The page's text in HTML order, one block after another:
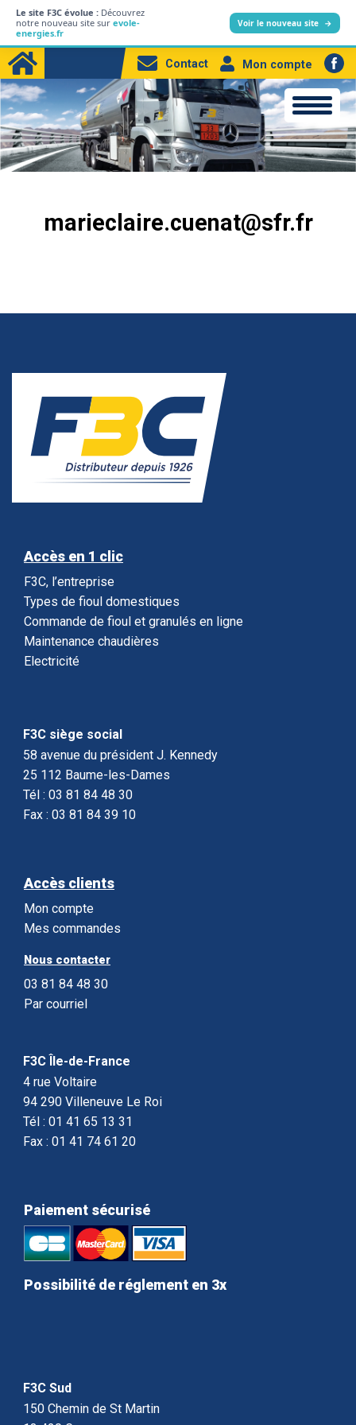
Le site F3C évolue : Découvrez
notre nouveau site sur evole-
energies.fr
Voir le nouveau site →
Professionnels
Produits
Station-service
Electricité
Contact Mon compte
marieclaire.cuenat@sfr.fr
Accès en 1 clic
F3C, l’entreprise
Types de fioul domestiques
Commande de fioul et granulés en ligne
Maintenance chaudières
Electricité
F3C siège social
58 avenue du président J. Kennedy
25 112 Baume-les-Dames
Tél : 03 81 84 48 30
Fax : 03 81 84 39 10
Accès clients
Mon compte
Mes commandes
Nous contacter
03 81 84 48 30
Par courriel
F3C Île-de-France
4 rue Voltaire
94 290 Villeneuve Le Roi
Tél : 01 41 65 13 31
Fax : 01 41 74 61 20
Paiement sécurisé
Possibilité de réglement en 3x
F3C Sud
150 Chemin de St Martin